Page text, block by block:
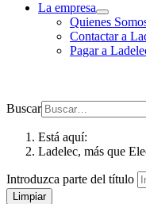
La empresa
Quienes
Contactar a
Pagar a
Buscar
Está aquí:
Ladelec, más que
Introduzca parte del título
Limpiar